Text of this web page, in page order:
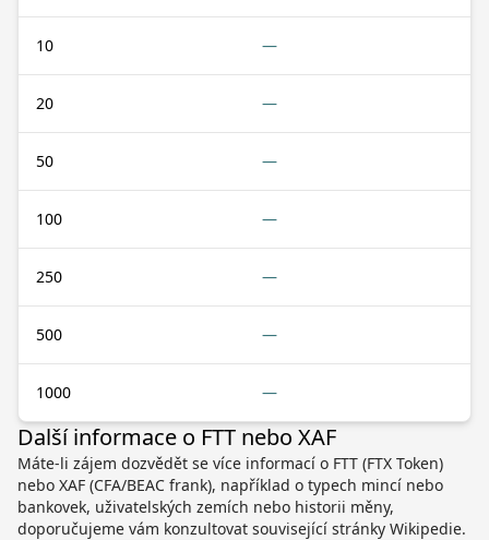
10 —
20 —
50 —
100 —
250 —
500 —
1000 —
Další informace o FTT nebo XAF
Máte-li zájem dozvědět se více informací o FTT (FTX Token)
nebo XAF (CFA/BEAC frank), například o typech mincí nebo
bankovek, uživatelských zemích nebo historii měny,
doporučujeme vám konzultovat související stránky Wikipedie.